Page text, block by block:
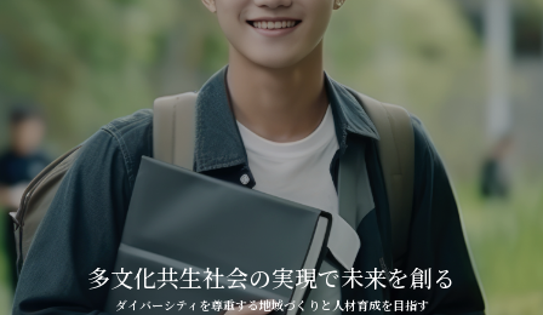
多文化共生社会の実現で未来を創る
ダイバーシティを尊重する地域づくりと人材育成を目指す